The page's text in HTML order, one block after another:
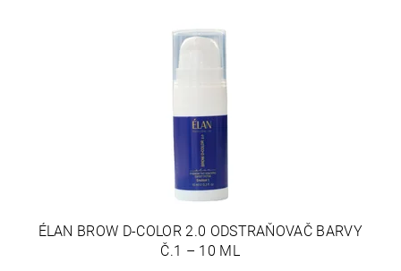
ÉLAN BROW D-COLOR 2.0 ODSTRAŇOVAČ BARVY
Č.1 – 10 ML